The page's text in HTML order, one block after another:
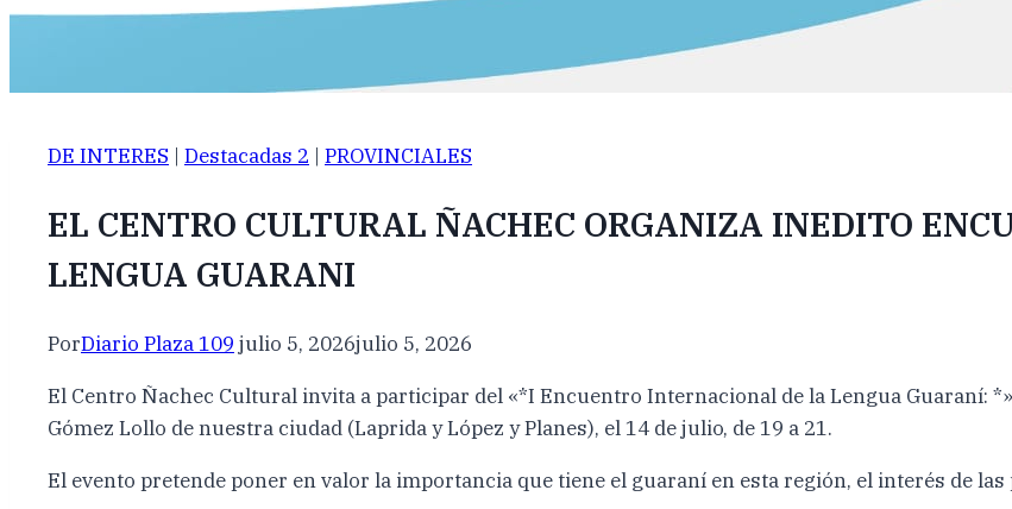
DE INTERES | Destacadas 2 | PROVINCIALES
EL CENTRO CULTURAL ÑACHEC ORGANIZA INEDITO
LENGUA GUARANI
PorDiario Plaza 109 julio 5, 2026julio 5, 2026
El Centro Ñachec Cultural invita a participar del «*I Encuentro Internacional de la Lengua Guaraní:
Gómez Lollo de nuestra ciudad (Laprida y López y Planes), el 14 de julio, de 19 a 21.
El evento pretende poner en valor la importancia que tiene el guaraní en esta región, el interés de